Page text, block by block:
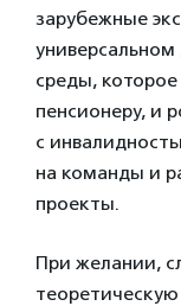
зарубежные
универсальном
среды,
пенсионеру, и
с
на команды и
проекты.
При желании,